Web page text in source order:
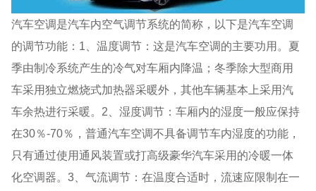
汽车空调是汽车内空气调节系统的简称，以下是汽车空调
的调节功能：1、温度调节：这是汽车空调的主要功用。夏
季由制冷系统产生的冷气对车厢内降温；冬季除大型商用
车采用独立燃烧式加热器采暖外，其他车辆基本上采用汽
车余热进行采暖。2、湿度调节：车厢内的湿度一般应保持
在30％-70％，普通汽车空调不具备调节车内湿度的功能，
只有通过使用通风装置或打高级豪华汽车采用的冷暖一体
化空调器。3、气流调节：在温度合适时，流速应限制在一